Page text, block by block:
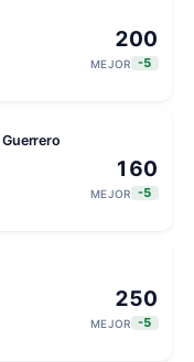
200
MEJOR -5
160
MEJOR -5
250
MEJOR -5